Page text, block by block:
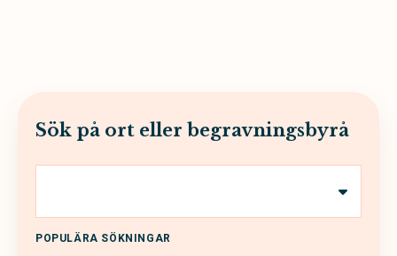
Sök på ort eller begravningsbyrå
POPULÄRA SÖKNINGAR